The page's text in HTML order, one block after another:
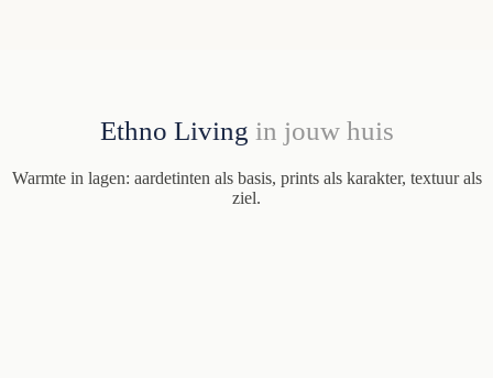
Ethno Living in jouw huis
Warmte in lagen: aardetinten als basis, prints als karakter, textuur als
ziel.